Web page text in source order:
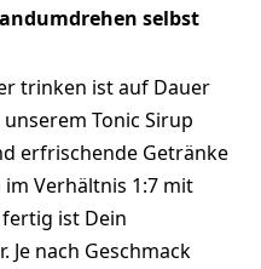
selbst
trinken ist auf Dauer
Tonic Sirup
erfrischende Getränke
Verhältnis 1:7 mit
ist Dein
Je nach Geschmack